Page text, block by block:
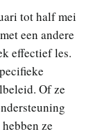
tot half mei
een andere
effectief les.
Of ze
ze